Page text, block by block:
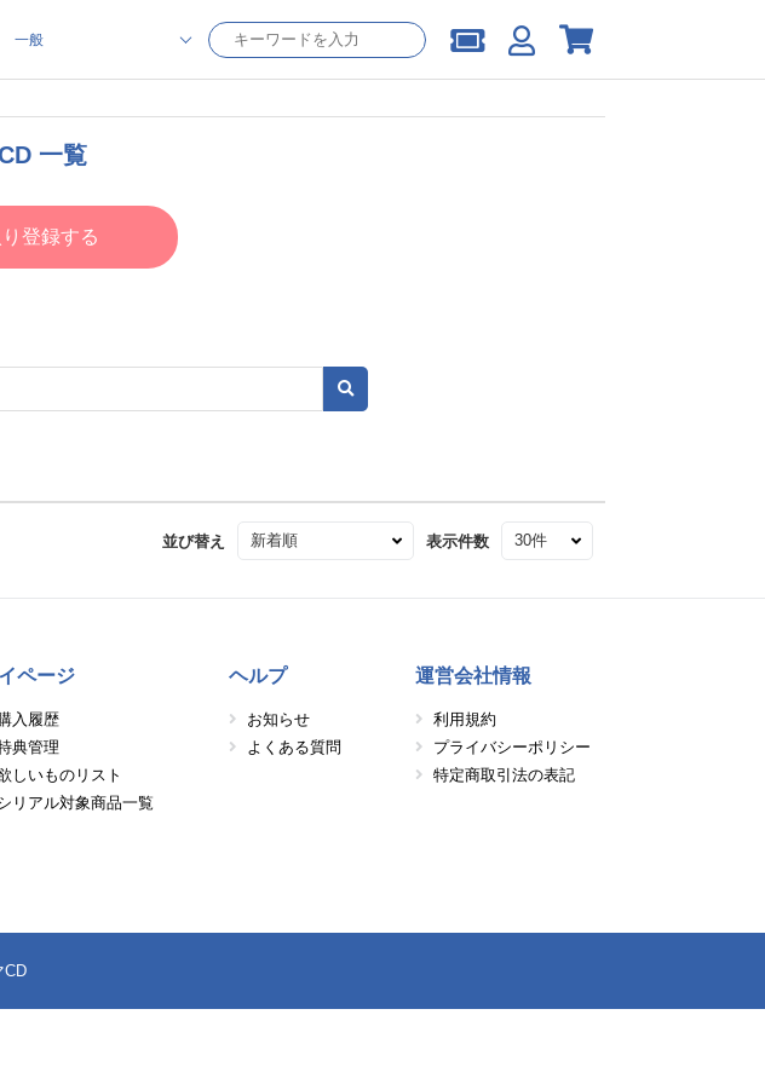
一覧
登録する
並び替え 表示件数
ページ
入履歴
典管理
しいものリスト
リアル対象商品一覧
ヘルプ
お知らせ
よくある質問
運営会社情報
利用規約
プライバシーポリシー
特定商取引法の表記